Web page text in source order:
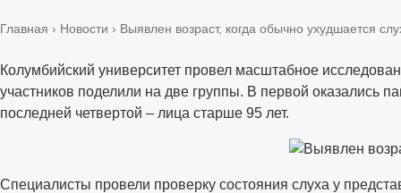
Главная › Новости › Выявлен возраст, когда обычно ухудшается
Колумбийский университет провел масштабное
участников поделили на две группы. В первой оказались
последней четвертой – лица старше 95 лет.
Специалисты провели проверку состояния слуха у